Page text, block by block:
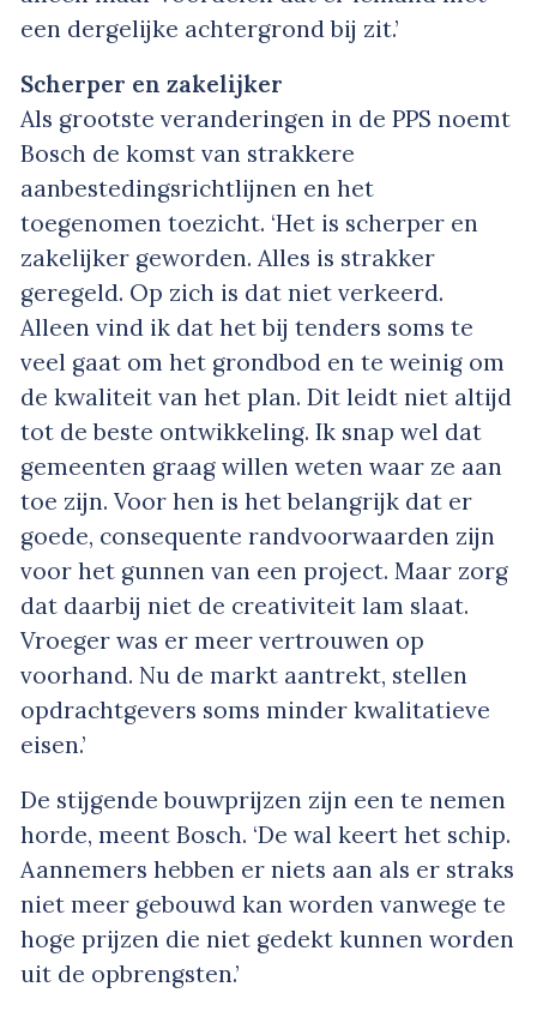
een dergelijke achtergrond bij zit.’
Scherper en zakelijker
Als grootste veranderingen in de PPS noemt
Bosch de komst van strakkere
aanbestedingsrichtlijnen en het
toegenomen toezicht. ‘Het is scherper en
zakelijker geworden. Alles is strakker
geregeld. Op zich is dat niet verkeerd.
Alleen vind ik dat het bij tenders soms te
veel gaat om het grondbod en te weinig om
de kwaliteit van het plan. Dit leidt niet altijd
tot de beste ontwikkeling. Ik snap wel dat
gemeenten graag willen weten waar ze aan
toe zijn. Voor hen is het belangrijk dat er
goede, consequente randvoorwaarden zijn
voor het gunnen van een project. Maar zorg
dat daarbij niet de creativiteit lam slaat.
Vroeger was er meer vertrouwen op
voorhand. Nu de markt aantrekt, stellen
opdrachtgevers soms minder kwalitatieve
eisen.’
De stijgende bouwprijzen zijn een te nemen
horde, meent Bosch. ‘De wal keert het schip.
Aannemers hebben er niets aan als er straks
niet meer gebouwd kan worden vanwege te
hoge prijzen die niet gedekt kunnen worden
uit de opbrengsten.’